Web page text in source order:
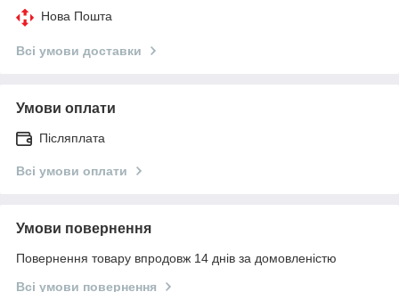
Нова Пошта
Всі умови доставки
Умови оплати
Післяплата
Всі умови оплати
Умови повернення
Повернення товару впродовж 14 днів за домовленістю
Всі умови повернення